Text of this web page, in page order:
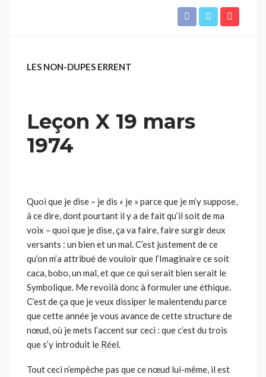
LES NON-DUPES ERRENT
Leçon X 19 mars
1974
Quoi que je dise – je dis « je » parce que je m’y suppose,
à ce dire, dont pourtant il y a de fait qu’il soit de ma
voix – quoi que je dise, ça va faire, faire surgir deux
versants : un bien et un mal. C’est justement de ce
qu’on m’a attribué de vouloir que l’Imaginaire ce soit
caca, bobo, un mal, et que ce qui serait bien serait le
Symbolique. Me revoilà donc à for­muler une éthique.
C’est de ça que je veux dissiper le malentendu parce
que cette année je vous avance de cette structure de
nœud, où je mets l’accent sur ceci : que c’est du trois
que s’y introduit le Réel.
Tout ceci n’empêche pas que ce nœud lui-même, il est